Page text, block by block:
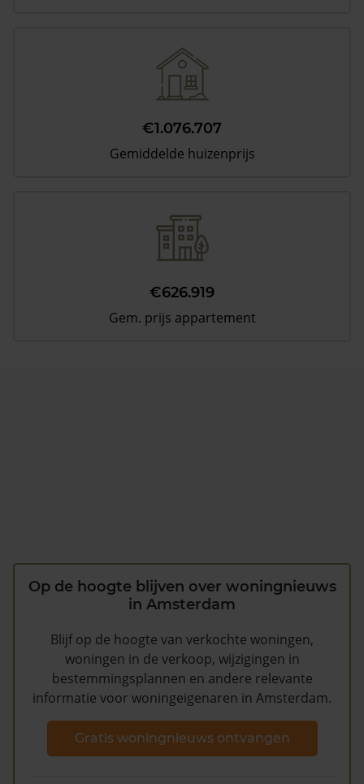
€1.076.707
Gemiddelde huizenprijs
€626.919
Gem. prijs appartement
Op de hoogte blijven over woningnieuws
in Amsterdam
Blijf op de hoogte van verkochte woningen,
woningen in de verkoop, wijzigingen in
bestemmingsplannen en andere relevante
informatie voor woningeigenaren in Amsterdam.
Gratis woningnieuws ontvangen